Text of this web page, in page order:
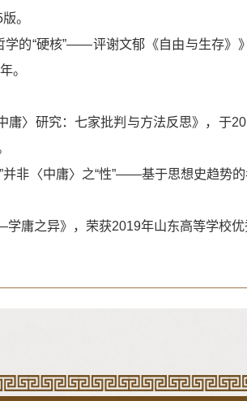
。
学的“硬核”——评谢文郁《自由与生存
。
庸〉研究：七家批判与方法反思》，于
并非〈中庸〉之“性”——基于思想史趋势
庸之异》，荣获2019年山东高等学校优